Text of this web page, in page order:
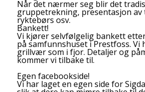
Når det nærmer seg blir det
gruppetrekning, presentasjon av
ryktebørs osv.
Bankett!
Vi kjører selvfølgelig bankett
på samfunnshuset i Prestfoss. Vi
grillvær som i fjor. Detaljer og
kommer vi tilbake til.
Egen facebookside!
Vi har laget en egen side for